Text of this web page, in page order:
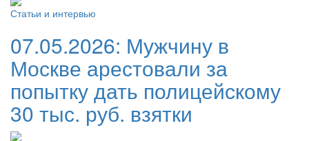
Статьи и интервью
07.05.2026: Мужчину в
Москве арестовали за
попытку дать полицейскому
30 тыс. руб. взятки